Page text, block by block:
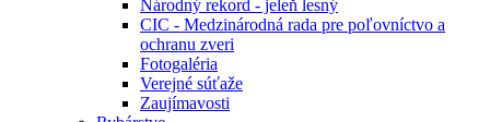
Národný rekord - jeleň lesný
CIC - Medzinárodná rada pre poľovníctvo a
ochranu zveri
Fotogaléria
Verejné súťaže
Zaujímavosti